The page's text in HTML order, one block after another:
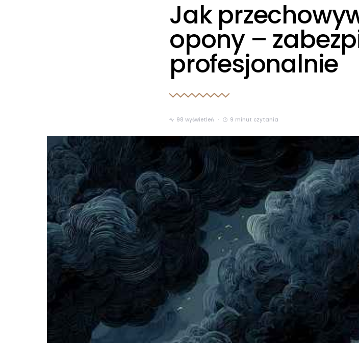
Jak
opony –
profesjonalnie
98 wyświetleń 9 minut czytania